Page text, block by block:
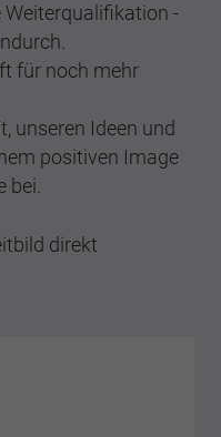
-
für noch mehr
unseren Ideen und
positiven Image
bei.
direkt